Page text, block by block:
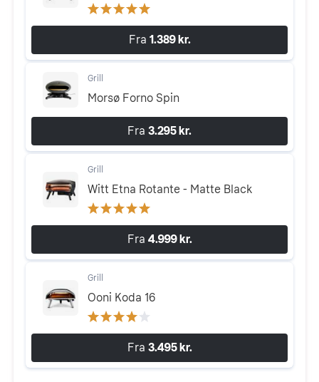
Fra 1.389 kr.
Grill
Morsø Forno Spin
Fra 3.295 kr.
Grill
Witt Etna Rotante - Matte Black
Fra 4.999 kr.
Grill
Ooni Koda 16
Fra 3.495 kr.